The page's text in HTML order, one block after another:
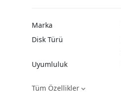
Marka
Disk Türü
Uyumluluk
Tüm Özellikler